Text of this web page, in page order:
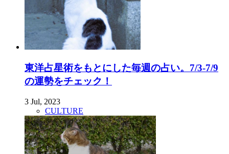
東洋占星術をもとにした毎週の占い。7/3-7/9
の運勢をチェック！
3 Jul, 2023
CULTURE